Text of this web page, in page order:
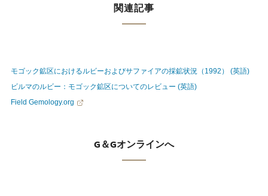
関連記事
モゴック鉱区におけるルビーおよびサファイアの採鉱状況（1992） (英語)
ビルマのルビー：モゴック鉱区についてのレビュー (英語)
Field Gemology.org
G＆Gオンラインへ